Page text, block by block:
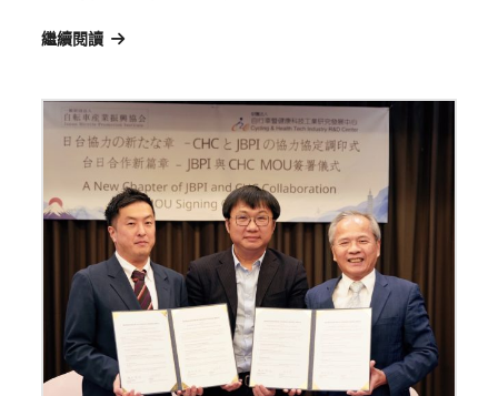
繼續閱讀